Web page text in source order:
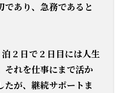
あり、急務であると
2 日で 2 日目には人生
それを仕事にまで活か
たが、継続サポートま